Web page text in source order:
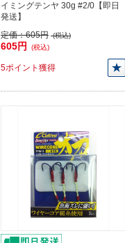
イミングテンヤ 30g #2/0【即日
発送】
定価：605円 (税込)
605円 (税込)
5ポイント獲得